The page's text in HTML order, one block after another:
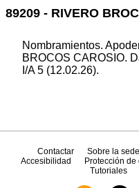
89209 - RIVERO
Nombramientos.
BROCOS CAROSIO.
I/A 5 (12.02.26).
Contactar Sobre la
Accesibilidad
Protección de
Tutoriales